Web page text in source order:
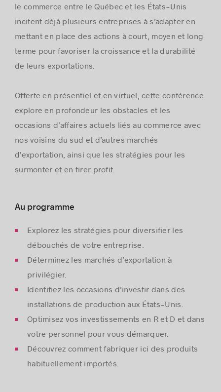
le commerce entre le Québec et les États-Unis
incitent déjà plusieurs entreprises à s’adapter en
mettant en place des actions à court, moyen et long
terme pour favoriser la croissance et la durabilité
de leurs exportations.
Offerte en présentiel et en virtuel, cette conférence
explore en profondeur les obstacles et les
occasions d’affaires actuels liés au commerce avec
nos voisins du sud et d’autres marchés
d’exportation, ainsi que les stratégies pour les
surmonter et en tirer profit.
Au programme
Explorez les stratégies pour diversifier les
débouchés de votre entreprise.
Déterminez les marchés d’exportation à
privilégier.
Identifiez les occasions d’investir dans des
installations de production aux États-Unis.
Optimisez vos investissements en R et D et dans
votre personnel pour vous démarquer.
Découvrez comment fabriquer ici des produits
habituellement importés.